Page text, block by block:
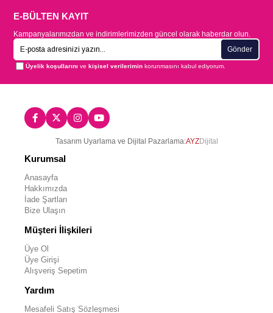
E-BÜLTEN KAYIT
Kampanyalarımızdan ve indirimlerimizden güncel olarak haberdar olun.
Gönder
Üyelik koşullarını vekişisel verilerimin korunmasını kabul ediyorum.
Tasarım Uyarlama ve Dijital Pazarlama:AYZDijital
Kurumsal
Anasayfa
Hakkımızda
İade Şartları
Bize Ulaşın
Müşteri İlişkileri
Üye Ol
Üye Girişi
Alışveriş Sepetim
Yardım
Mesafeli Satış Sözleşmesi